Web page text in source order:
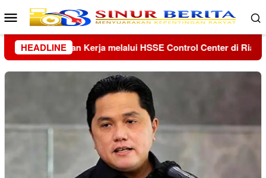
Loncat
ke
konten
Menu
Mobile
HEADLINE
di Riau dan Kepri Kolaborasi Lanud Sjamsudin